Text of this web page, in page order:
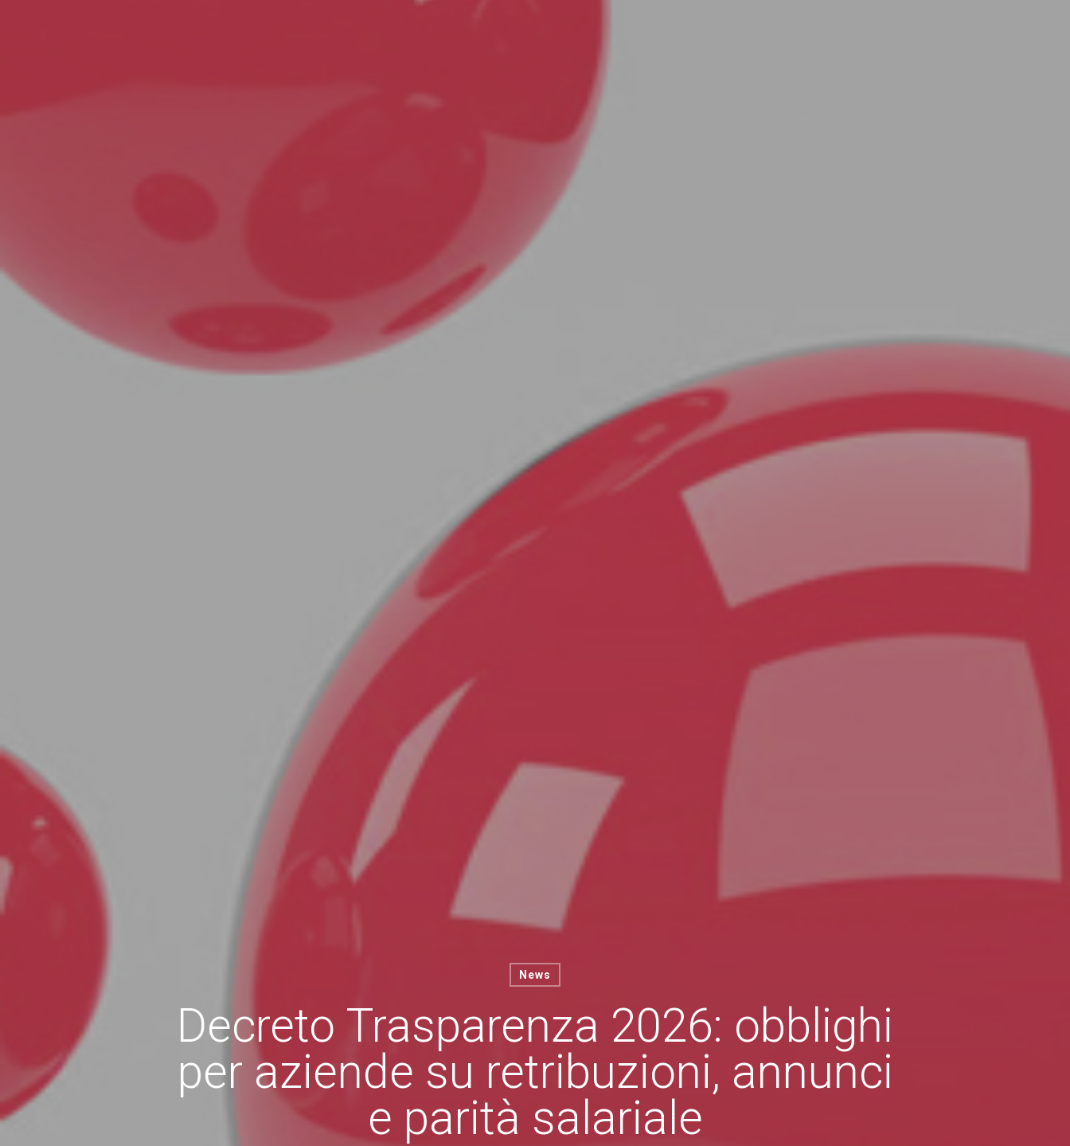
News
Decreto Trasparenza 2026: obblighi
per aziende su retribuzioni, annunci
e parità salariale